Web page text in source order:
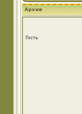
Архив
Гость